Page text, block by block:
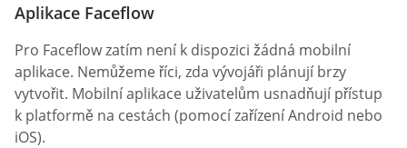
Aplikace Faceflow
Pro Faceflow zatím není k dispozici žádná mobilní
aplikace. Nemůžeme říci, zda vývojáři plánují brzy
vytvořit. Mobilní aplikace uživatelům usnadňují přístup
k platformě na cestách (pomocí zařízení Android nebo
iOS).